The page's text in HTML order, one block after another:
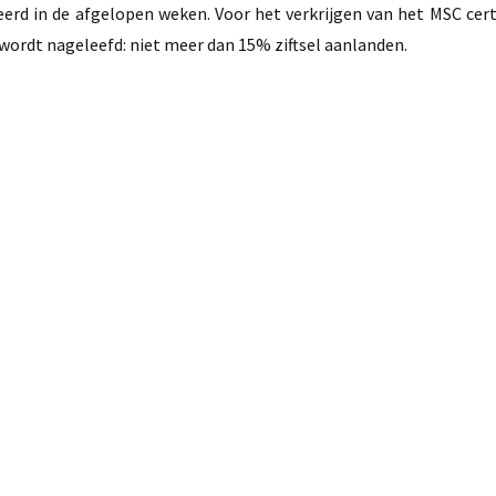
in de afgelopen weken. Voor het verkrijgen van het MSC
nageleefd: niet meer dan 15% ziftsel aanlanden.